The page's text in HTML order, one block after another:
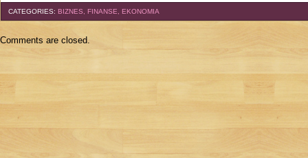
CATEGORIES: BIZNES, FINANSE, EKONOMIA
Comments are closed.